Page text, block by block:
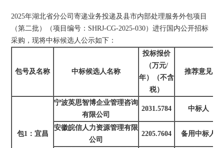
2025年湖北省分公司寄递业务投递及县市内部处理服务外包项目
（第二批）（项目编号：SHRJ-CG-2025-030）进行国内公开招标
采购，现将中标候选人公示如下：
包号及名称 中标候选人名称
投标报价
（万元/
年）（不含
税）
推荐意见
包1：宜昌
宁波英思智博企业管理咨询
有限公司
2031.5784 中标人
安徽皖信人力资源管理有限
公司
2205.7604 备用中标人